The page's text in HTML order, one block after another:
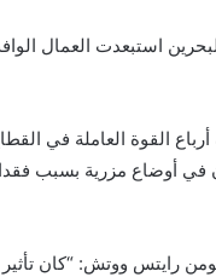
استبعدت العمال
القوة العاملة في
أوضاع مزرية بسبب
رايتس ووتش: “كان تأثير